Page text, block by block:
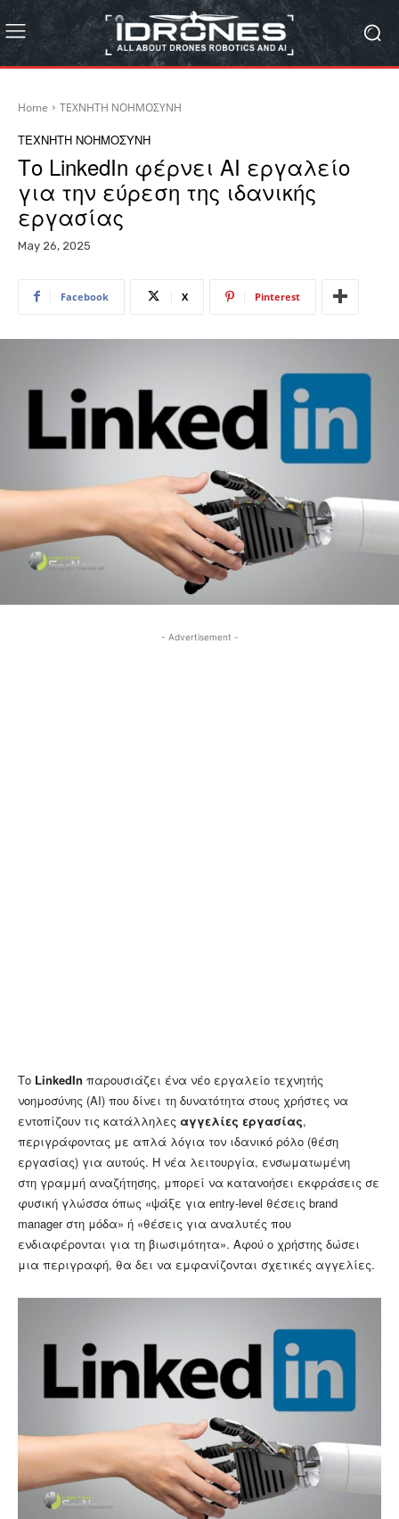
Home ΤΕΧΝΗΤΗ ΝΟΗΜΟΣΥΝΗ
ΤΕΧΝΗΤΗ ΝΟΗΜΟΣΥΝΗ
Το LinkedIn φέρνει AI εργαλείο
για την εύρεση της ιδανικής
εργασίας
May 26, 2025
Facebook X Pinterest
- Advertisement -
Το LinkedIn παρουσιάζει ένα νέο εργαλείο τεχνητής
νοημοσύνης (AI) που δίνει τη δυνατότητα στους χρήστες να
εντοπίζουν τις κατάλληλες αγγελίες εργασίας,
περιγράφοντας με απλά λόγια τον ιδανικό ρόλο (θέση
εργασίας) για αυτούς. Η νέα λειτουργία, ενσωματωμένη
στη γραμμή αναζήτησης, μπορεί να κατανοήσει εκφράσεις σε
φυσική γλώσσα όπως «ψάξε για entry-level θέσεις brand
manager στη μόδα» ή «θέσεις για αναλυτές που
ενδιαφέρονται για τη βιωσιμότητα». Αφού ο χρήστης δώσει
μια περιγραφή, θα δει να εμφανίζονται σχετικές αγγελίες.